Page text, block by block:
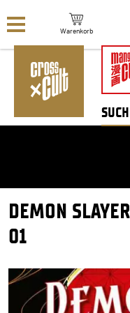
Warenkorb
DEMON
01